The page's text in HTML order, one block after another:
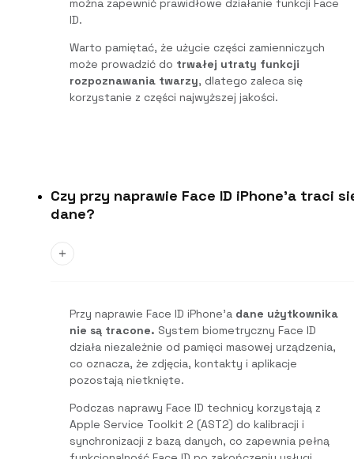
można zapewnić prawidłowe działanie funkcji Face
ID.
Warto pamiętać, że użycie części zamienniczych
może prowadzić do trwałej utraty funkcji
rozpoznawania twarzy, dlatego zaleca się
korzystanie z części najwyższej jakości.
Czy przy naprawie Face ID iPhone'a traci
dane?
Przy naprawie Face ID iPhone’a dane użytkownika
nie są tracone. System biometryczny Face ID
działa niezależnie od pamięci masowej urządzenia,
co oznacza, że zdjęcia, kontakty i aplikacje
pozostają nietknięte.
Podczas naprawy Face ID technicy korzystają z
Apple Service Toolkit 2 (AST2) do kalibracji i
synchronizacji z bazą danych, co zapewnia pełną